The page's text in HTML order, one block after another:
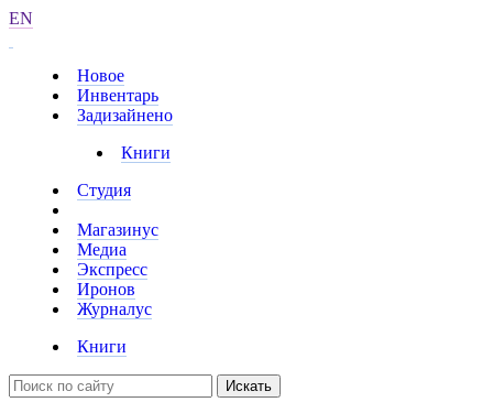
EN
Новое
Инвентарь
Задизайнено
Книги
Студия
Магазинус
Медиа
Экспресс
Иронов
Журналус
Книги
Искать